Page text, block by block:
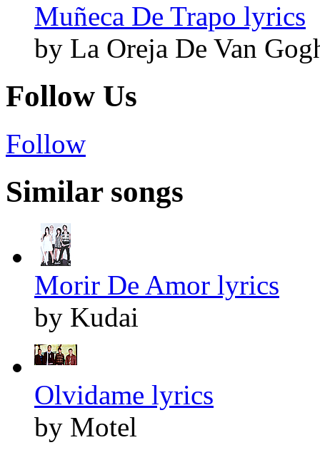
Muñeca De Trapo lyrics
by La Oreja De Van
Follow Us
Follow
Similar songs
Morir De Amor lyrics
by Kudai
Olvidame lyrics
by Motel